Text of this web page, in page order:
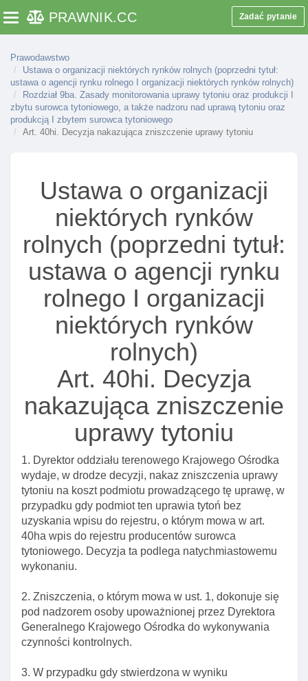
Toggle navigation
PRAWNIK.CC Zadać pytanie
Prawodawstwo
Ustawa o organizacji niektórych rynków rolnych (poprzedni tytuł:
ustawa o agencji rynku rolnego I organizacji niektórych rynków rolnych)
Rozdział 9ba. Zasady monitorowania uprawy tytoniu oraz produkcji I
zbytu surowca tytoniowego, a także nadzoru nad uprawą tytoniu oraz
produkcją I zbytem surowca tytoniowego
Art. 40hi. Decyzja nakazująca zniszczenie uprawy tytoniu
Ustawa o organizacji
niektórych rynków
rolnych (poprzedni tytuł:
ustawa o agencji rynku
rolnego I organizacji
niektórych rynków
rolnych)
Art. 40hi. Decyzja
nakazująca zniszczenie
uprawy tytoniu
1. Dyrektor oddziału terenowego Krajowego Ośrodka
wydaje, w drodze decyzji, nakaz zniszczenia uprawy
tytoniu na koszt podmiotu prowadzącego tę uprawę, w
przypadku gdy podmiot ten uprawia tytoń bez
uzyskania wpisu do rejestru, o którym mowa w art.
40ha wpis do rejestru producentów surowca
tytoniowego. Decyzja ta podlega natychmiastowemu
wykonaniu.
2. Zniszczenia, o którym mowa w ust. 1, dokonuje się
pod nadzorem osoby upoważnionej przez Dyrektora
Generalnego Krajowego Ośrodka do wykonywania
czynności kontrolnych.
3. W przypadku gdy stwierdzona w wyniku
Rozdział 1. Przepisy ogólne
rozstrzyganych w drodze decyzji
Rozdział 2. Kontrole
Art. 20. Uprawnienia kontrolne agencji
Art. 21. Powierzenie prowadzenia czynnośCI
kontrolnych I wydawania formularza t5
Art. 21a. Uprawnienia kontrolne krajowego ośrodka
Rozdział 3. (uchylony)
Rozdział 4. Rynek MIęsa
Art. 27. Kompetencje agencji w zakresie rynku MIęsa
Art. 27a. Zadania delegowane krajowemu ośrodkowi
z zakresu rynku MIęsa
Rozdział 5. Uchylony
Rozdział 6. Rynek cukru
Art. 30a. Zadania z zakresu rynku cukru delegowane
krajowemu ośrodkowi
Art. 31. Kwotowanie produkcji cukru I glukozy
Art. 31b. Obowiązki producenta cukru w przypadku
braku porozumienia branżowego
Art. 31c. Obowiązek przekazania tekstu zawartego
porozumienia branżowego
Art. 33. Zadania agencji w zakresie organizacji I
funkcjonowania rynku cukru
Art. 34. Przeznaczenie pobranych opłat
Rozdział 7. (uchylony)
Rozdział 7a. Rynek zbóż